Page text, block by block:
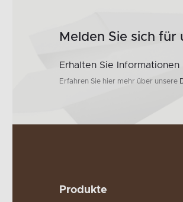
Melden Sie sich
Erhalten Sie
Erfahren Sie hier mehr über unsere
Produkte